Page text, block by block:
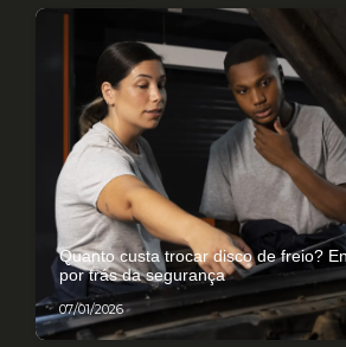
Quanto custa trocar disco de freio?
por trás da segurança
07/01/2026